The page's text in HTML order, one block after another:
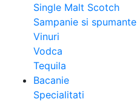
Single Malt Scotch
Sampanie si spumante
Vinuri
Vodca
Tequila
Bacanie
Specialitati